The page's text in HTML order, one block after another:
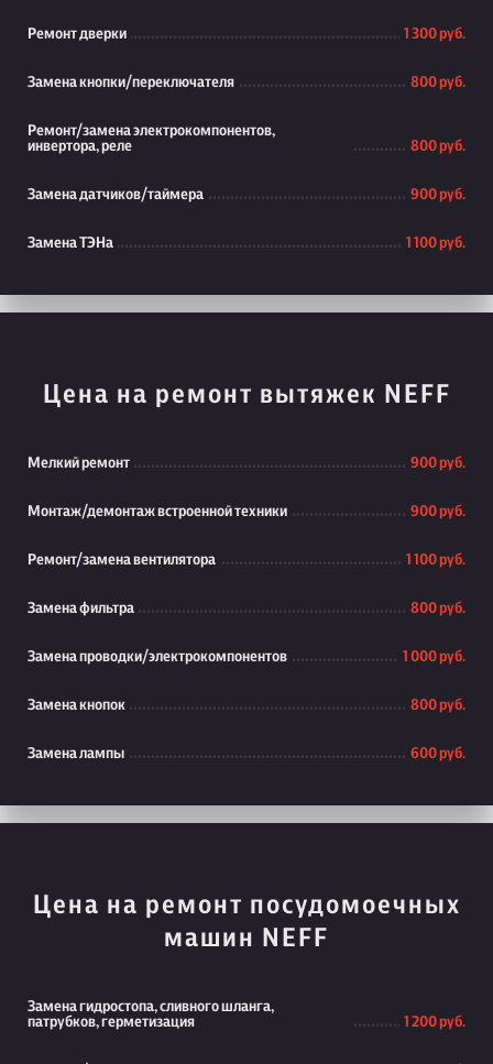
Ремонт дверки 1 300 руб.
Замена кнопки/переключателя 800 руб.
Ремонт/замена электрокомпонентов,
инвертора, реле
800 руб.
Замена датчиков/таймера 900 руб.
Замена ТЭНа 1 100 руб.
Цена на ремонт вытяжек NEFF
Мелкий ремонт 900 руб.
Монтаж/демонтаж встроенной техники 900 руб.
Ремонт/замена вентилятора 1 100 руб.
Замена фильтра 800 руб.
Замена проводки/электрокомпонентов 1 000 руб.
Замена кнопок 800 руб.
Замена лампы 600 руб.
Цена на ремонт посудомоечных
машин NEFF
Замена гидростопа, сливного шланга,
патрубков, герметизация
1 200 руб.